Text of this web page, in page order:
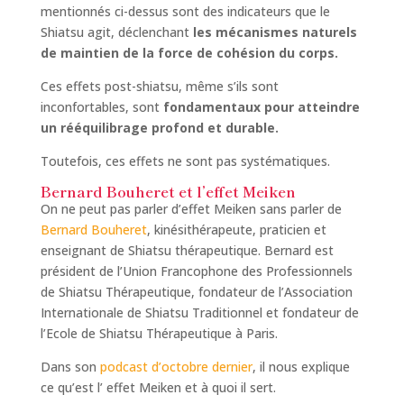
mentionnés ci-dessus sont des indicateurs que le
Shiatsu agit, déclenchant les mécanismes naturels
de maintien de la force de cohésion du corps.
Ces effets post-shiatsu, même s’ils sont
inconfortables, sont fondamentaux pour atteindre
un rééquilibrage profond et durable.
Toutefois, ces effets ne sont pas systématiques.
Bernard Bouheret et l’effet Meiken
On ne peut pas parler d’effet Meiken sans parler de
Bernard Bouheret, kinésithérapeute, praticien et
enseignant de Shiatsu thérapeutique. Bernard est
président de l’Union Francophone des Professionnels
de Shiatsu Thérapeutique, fondateur de l’Association
Internationale de Shiatsu Traditionnel et fondateur de
l’Ecole de Shiatsu Thérapeutique à Paris.
Dans son podcast d’octobre dernier, il nous explique
ce qu’est l’ effet Meiken et à quoi il sert.